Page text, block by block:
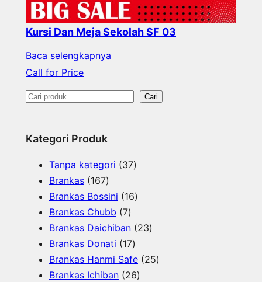
Kursi Dan Meja Sekolah SF 03
Baca selengkapnya
Call for Price
S
a
Cari
Kategori Produk
Tanpa kategori 373
P
o
d
u
k
Brankas 1671
6
7
P
r
o
d
Brankas Bossini 161
P
r
o
d
Brankas Chubb 77
P
r
o
d
Brankas Daichiban 232
P
Brankas Donati 171
7
P
Brankas Hanmi Safe 252
Brankas Ichiban 262